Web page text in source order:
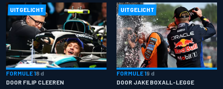
UITGELICHT
FORMULE 18 d
DOOR FILIP CLEEREN
UITGELICHT
FORMULE 19 d
DOOR JAKE BOXALL-LEGGE